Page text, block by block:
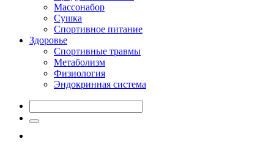
Массонабор
Сушка
Спортивное питание
Здоровье
Спортивные травмы
Метаболизм
Физиология
Эндокринная система